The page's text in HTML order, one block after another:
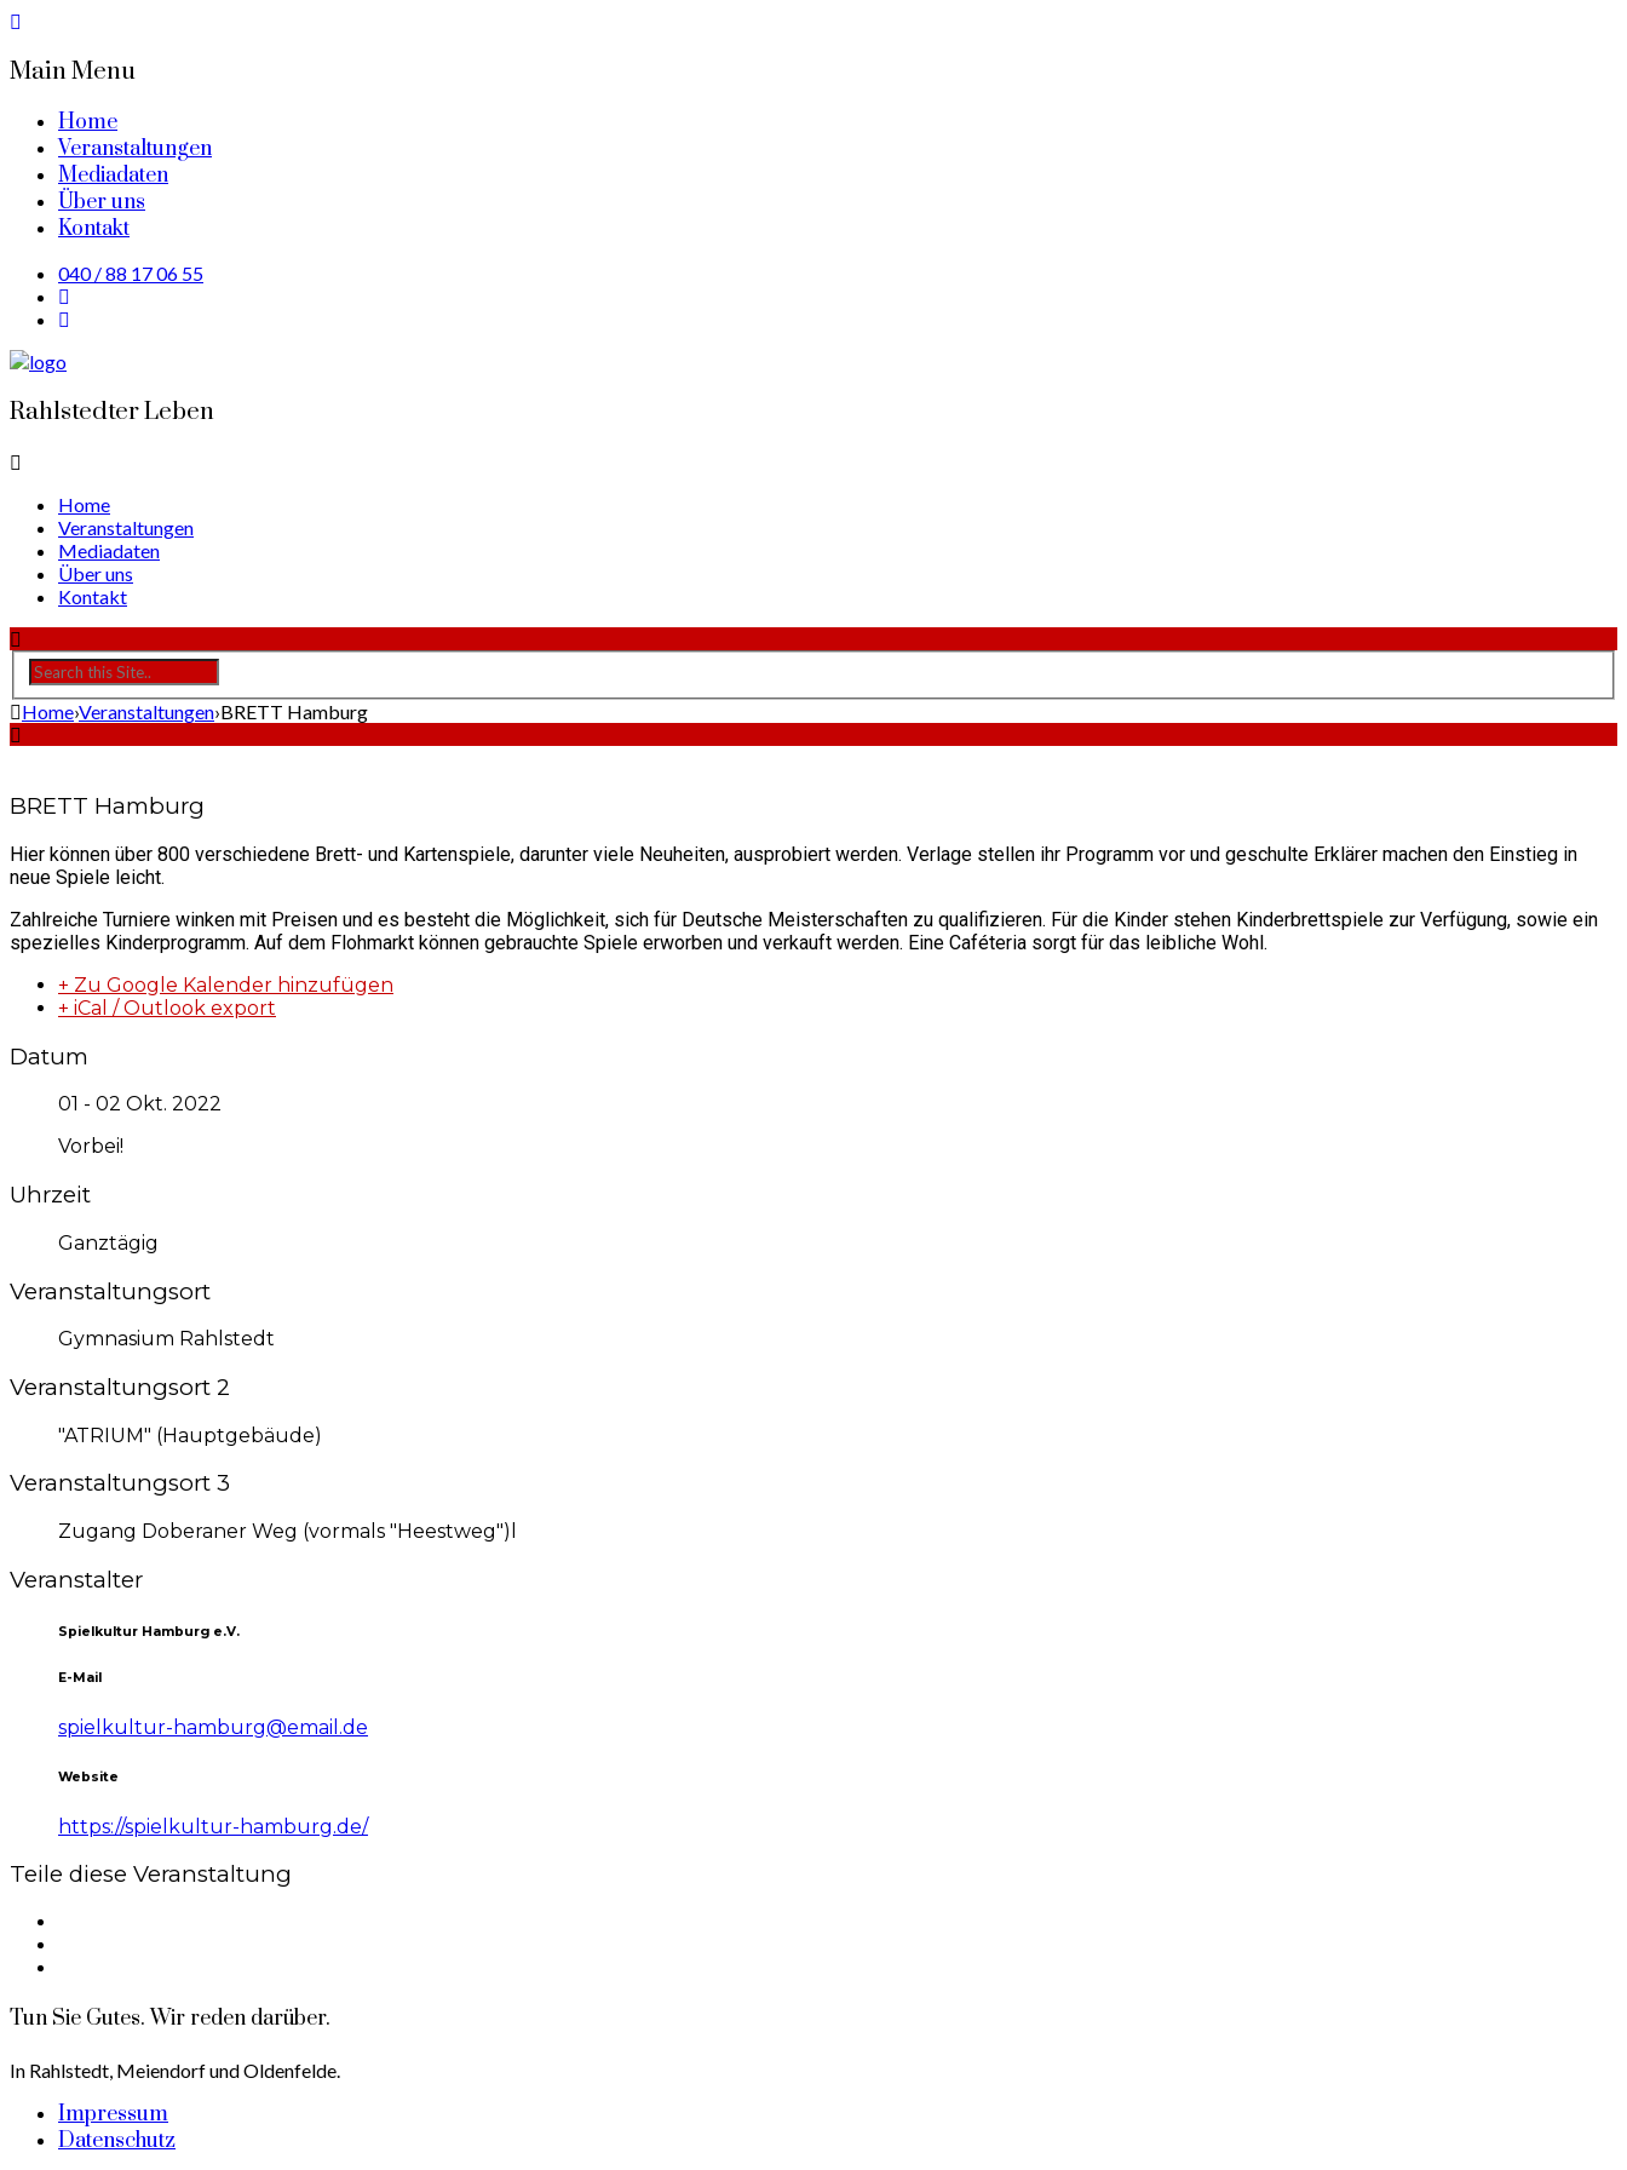
Main Menu
Home
Veranstaltungen
Mediadaten
Über uns
Kontakt
040 / 88 17 06 55
Rahlstedter Leben
Home
Veranstaltungen
Mediadaten
Über uns
Kontakt
Home›Veranstaltungen›BRETT Hamburg
BRETT Hamburg
Hier können über 800 verschiedene Brett- und Kartenspiele, darunter viele Neuheiten, ausprobiert werden. Verlage stellen ihr Programm vor und geschulte Erklärer machen den Einstieg in
neue Spiele leicht.
Zahlreiche Turniere winken mit Preisen und es besteht die Möglichkeit, sich für Deutsche Meisterschaften zu qualifizieren. Für die Kinder stehen Kinderbrettspiele zur Verfügung, sowie ein
spezielles Kinderprogramm. Auf dem Flohmarkt können gebrauchte Spiele erworben und verkauft werden. Eine Caféteria sorgt für das leibliche Wohl.
+ Zu Google Kalender hinzufügen
+ iCal / Outlook export
Datum
01 - 02 Okt. 2022
Vorbei!
Uhrzeit
Ganztägig
Veranstaltungsort
Gymnasium Rahlstedt
Veranstaltungsort 2
"ATRIUM" (Hauptgebäude)
Veranstaltungsort 3
Zugang Doberaner Weg (vormals "Heestweg")l
Veranstalter
Spielkultur Hamburg e.V.
E-Mail
spielkultur-hamburg@email.de
Website
https://spielkultur-hamburg.de/
Teile diese Veranstaltung
Tun Sie Gutes. Wir reden darüber.
In Rahlstedt, Meiendorf und Oldenfelde.
Impressum
Datenschutz